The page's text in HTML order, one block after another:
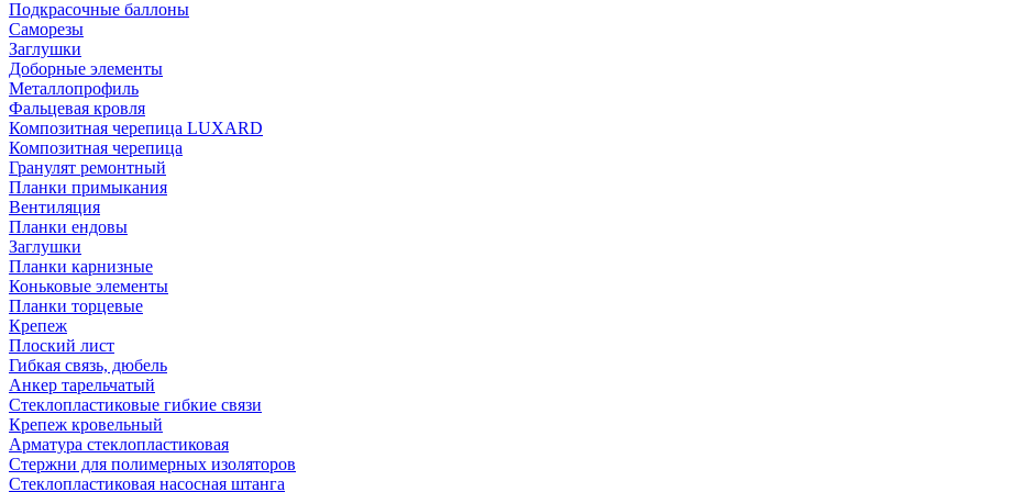
Подкрасочные баллоны
Саморезы
Заглушки
Доборные элементы
Металлопрофиль
Фальцевая кровля
Композитная черепица LUXARD
Композитная черепица
Гранулят ремонтный
Планки примыкания
Вентиляция
Планки ендовы
Заглушки
Планки карнизные
Коньковые элементы
Планки торцевые
Крепеж
Плоский лист
Гибкая связь, дюбель
Анкер тарельчатый
Стеклопластиковые гибкие связи
Крепеж кровельный
Арматура стеклопластиковая
Стержни для полимерных изоляторов
Стеклопластиковая насосная штанга